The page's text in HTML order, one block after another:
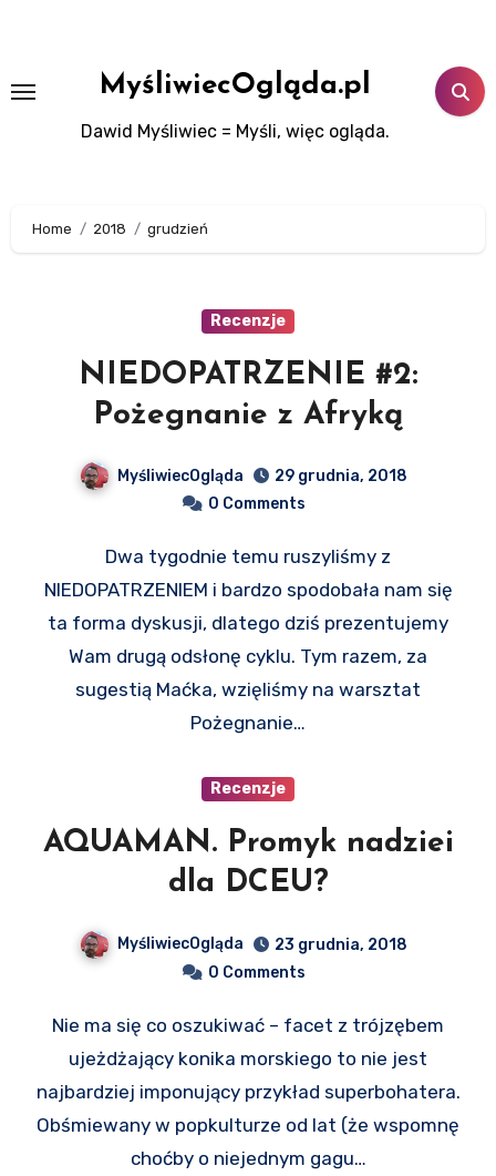
MyśliwiecOgląda.pl
Dawid Myśliwiec = Myśli, więc ogląda.
Home 2018 grudzień
Recenzje
NIEDOPATRZENIE #2:
Pożegnanie z Afryką
MyśliwiecOgląda
29 grudnia, 2018
0 Comments
Dwa tygodnie temu ruszyliśmy z
NIEDOPATRZENIEM i bardzo spodobała nam się
ta forma dyskusji, dlatego dziś prezentujemy
Wam drugą odsłonę cyklu. Tym razem, za
sugestią Maćka, wzięliśmy na warsztat
Pożegnanie…
Recenzje
AQUAMAN. Promyk nadziei
dla DCEU?
MyśliwiecOgląda
23 grudnia, 2018
0 Comments
Nie ma się co oszukiwać – facet z trójzębem
ujeżdżający konika morskiego to nie jest
najbardziej imponujący przykład superbohatera.
Obśmiewany w popkulturze od lat (że wspomnę
choćby o niejednym gagu…